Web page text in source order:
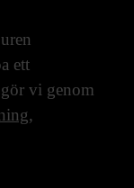
ett
vi genom
,